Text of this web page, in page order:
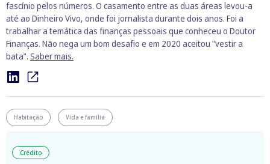
fascínio pelos números. O casamento entre as duas áreas levou-a
até ao Dinheiro Vivo, onde foi jornalista durante dois anos. Foi a
trabalhar a temática das finanças pessoais que conheceu o Doutor
Finanças. Não nega um bom desafio e em 2020 aceitou "vestir a
bata". Saber mais.
Habitação Vida e família
Crédito